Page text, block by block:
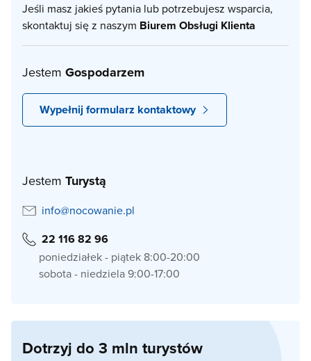
Jeśli masz jakieś pytania lub potrzebujesz wsparcia,
skontaktuj się z naszym Biurem Obsługi Klienta
Jestem Gospodarzem
Wypełnij formularz kontaktowy
Jestem Turystą
info@nocowanie.pl
22 116 82 96
poniedziałek - piątek 8:00-20:00
sobota - niedziela 9:00-17:00
Dotrzyj do 3 mln turystów